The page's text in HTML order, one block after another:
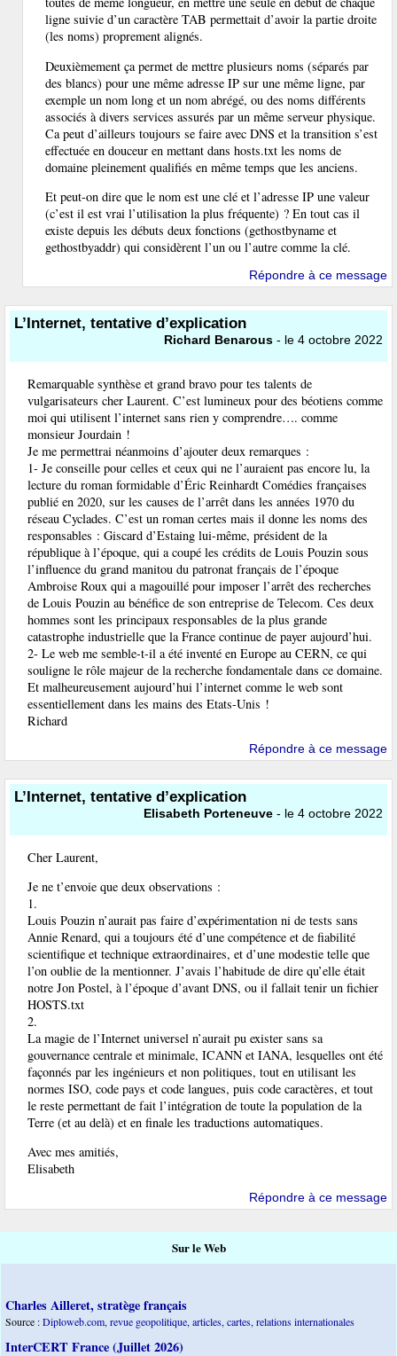
ligne suivie d’un caractère TAB permettait d’avoir la partie droite
(les noms) proprement alignés.
Deuxièmement ça permet de mettre plusieurs noms (séparés par
des blancs) pour une même adresse IP sur une même ligne, par
exemple un nom long et un nom abrégé, ou des noms différents
associés à divers services assurés par un même serveur physique.
Ca peut d’ailleurs toujours se faire avec DNS et la transition s’est
effectuée en douceur en mettant dans hosts.txt les noms de
domaine pleinement qualifiés en même temps que les anciens.
Et peut-on dire que le nom est une clé et l’adresse IP une valeur
(c’est il est vrai l’utilisation la plus fréquente) ? En tout cas il
existe depuis les débuts deux fonctions (gethostbyname et
gethostbyaddr) qui considèrent l’un ou l’autre comme la clé.
Répondre à ce message
L’Internet, tentative d’explication
Richard Benarous - le 4 octobre 2022
Remarquable synthèse et grand bravo pour tes talents de
vulgarisateurs cher Laurent. C’est lumineux pour des béotiens comme
moi qui utilisent l’internet sans rien y comprendre…. comme
monsieur Jourdain !
Je me permettrai néanmoins d’ajouter deux remarques :
1- Je conseille pour celles et ceux qui ne l’auraient pas encore lu, la
lecture du roman formidable d’Éric Reinhardt Comédies françaises
publié en 2020, sur les causes de l’arrêt dans les années 1970 du
réseau Cyclades. C’est un roman certes mais il donne les noms des
responsables : Giscard d’Estaing lui-même, président de la
république à l’époque, qui a coupé les crédits de Louis Pouzin sous
l’influence du grand manitou du patronat français de l’époque
Ambroise Roux qui a magouillé pour imposer l’arrêt des recherches
de Louis Pouzin au bénéfice de son entreprise de Telecom. Ces deux
hommes sont les principaux responsables de la plus grande
catastrophe industrielle que la France continue de payer aujourd’hui.
2- Le web me semble-t-il a été inventé en Europe au CERN, ce qui
souligne le rôle majeur de la recherche fondamentale dans ce domaine.
Et malheureusement aujourd’hui l’internet comme le web sont
essentiellement dans les mains des Etats-Unis !
Richard
Répondre à ce message
L’Internet, tentative d’explication
Elisabeth Porteneuve - le 4 octobre 2022
Cher Laurent,
Je ne t’envoie que deux observations :
1.
Louis Pouzin n’aurait pas faire d’expérimentation ni de tests sans
Annie Renard, qui a toujours été d’une compétence et de fiabilité
scientifique et technique extraordinaires, et d’une modestie telle que
l’on oublie de la mentionner. J’avais l’habitude de dire qu’elle était
notre Jon Postel, à l’époque d’avant DNS, ou il fallait tenir un fichier
HOSTS.txt
2.
La magie de l’Internet universel n’aurait pu exister sans sa
gouvernance centrale et minimale, ICANN et IANA, lesquelles ont été
façonnés par les ingénieurs et non politiques, tout en utilisant les
normes ISO, code pays et code langues, puis code caractères, et tout
le reste permettant de fait l’intégration de toute la population de la
Terre (et au delà) et en finale les traductions automatiques.
Avec mes amitiés,
Elisabeth
Répondre à ce message
Sur le Web
Charles Ailleret, stratège français
Source :Diploweb.com, revue geopolitique, articles, cartes, relations internationales
InterCERT France (Juillet 2026)